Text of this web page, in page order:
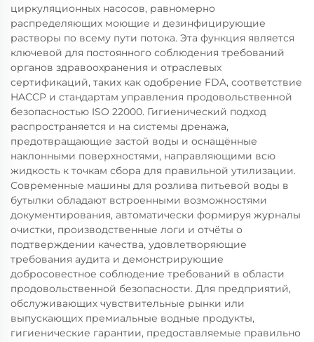
циркуляционных насосов, равномерно
распределяющих моющие и дезинфицирующие
растворы по всему пути потока. Эта функция является
ключевой для постоянного соблюдения требований
органов здравоохранения и отраслевых
сертификаций, таких как одобрение FDA, соответствие
HACCP и стандартам управления продовольственной
безопасностью ISO 22000. Гигиенический подход
распространяется и на системы дренажа,
предотвращающие застой воды и оснащённые
наклонными поверхностями, направляющими всю
жидкость к точкам сбора для правильной утилизации.
Современные машины для розлива питьевой воды в
бутылки обладают встроенными возможностями
документирования, автоматически формируя журналы
очистки, производственные логи и отчёты о
подтверждении качества, удовлетворяющие
требования аудита и демонстрирующие
добросовестное соблюдение требований в области
продовольственной безопасности. Для предприятий,
обслуживающих чувствительные рынки или
выпускающих премиальные водные продукты,
гигиенические гарантии, предоставляемые правильно